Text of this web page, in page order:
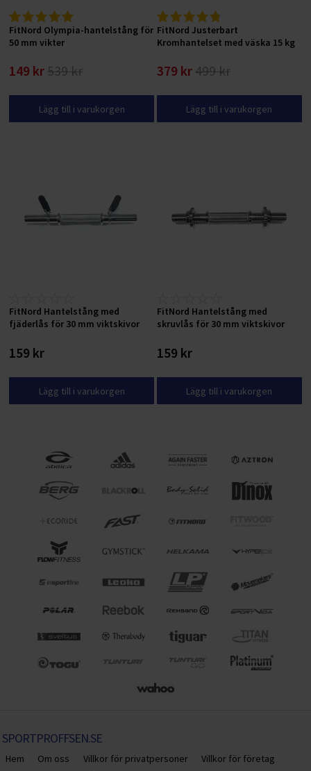
FitNord Olympia-hantelstång för
50 mm vikter
149 kr 539 kr
Lägg till i varukorgen
FitNord Justerbart
Kromhantelset med väska 15 kg
379 kr499 kr
Lägg till i varukorgen
FitNord Hantelstång med
fjäderlås för 30 mm viktskivor
159 kr
Lägg till i varukorgen
FitNord Hantelstång med
skruvlås för 30 mm viktskivor
159 kr
Lägg till i varukorgen
SPORTPROFFSEN.SE
Hem Om oss Villkor för privatpersoner
Villkor för företag